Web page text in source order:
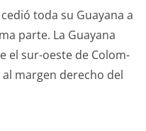
toda su Guayana a
parte. La Guayana
el sur-oeste de Colom­
mar­gen dere­cho del